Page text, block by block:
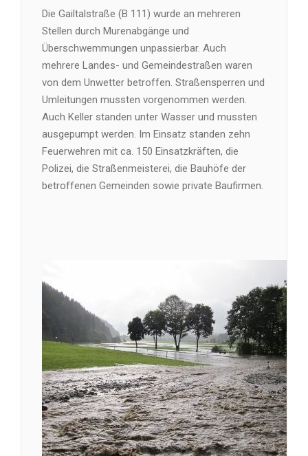
Die Gailtalstraße (B 111) wurde an mehreren
Stellen durch Murenabgänge und
Überschwemmungen unpassierbar. Auch
mehrere Landes- und Gemeindestraßen waren
von dem Unwetter betroffen. Straßensperren und
Umleitungen mussten vorgenommen werden.
Auch Keller standen unter Wasser und mussten
ausgepumpt werden. Im Einsatz standen zehn
Feuerwehren mit ca. 150 Einsatzkräften, die
Polizei, die Straßenmeisterei, die Bauhöfe der
betroffenen Gemeinden sowie private Baufirmen.